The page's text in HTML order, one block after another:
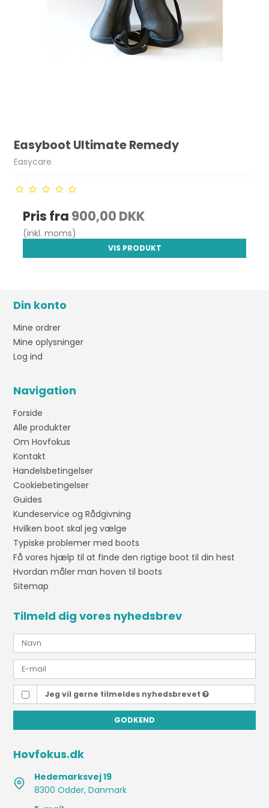
Easyboot Ultimate Remedy
Easycare
Pris fra 900,00 DKK
(inkl. moms)
VIS PRODUKT
Din konto
Mine ordrer
Mine oplysninger
Log ind
Navigation
Forside
Alle produkter
Om Hovfokus
Kontakt
Handelsbetingelser
Cookiebetingelser
Guides
Kundeservice og Rådgivning
Hvilken boot skal jeg vælge
Typiske problemer med boots
Få vores hjælp til at finde den rigtige boot til din hest
Hvordan måler man hoven til boots
Sitemap
Tilmeld dig vores nyhedsbrev
Jeg vil gerne tilmeldes nyhedsbrevet
GODKEND
Hovfokus.dk
Hedemarksvej 19
8300 Odder, Danmark